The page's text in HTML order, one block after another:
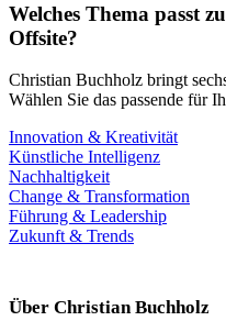
Welches Thema passt
Offsite?
Christian Buchholz bringt
Wählen Sie das passende für
Innovation & Kreativität
Künstliche Intelligenz
Nachhaltigkeit
Change & Transformation
Führung & Leadership
Zukunft & Trends
Über Christian Buchholz